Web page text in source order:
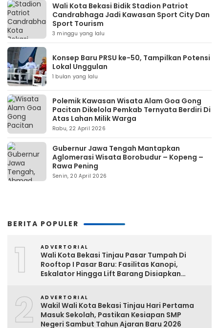
Wali Kota Bekasi Bidik Stadion Patriot
Candrabhaga Jadi Kawasan Sport City Dan
Sport Tourism
3 minggu yang lalu
Konsep Baru PRSU ke-50, Tampilkan Potensi
Lokal Unggulan
1 bulan yang lalu
Polemik Kawasan Wisata Alam Goa Gong
Pacitan Dikelola Pemkab Ternyata Berdiri Di
Atas Lahan Milik Warga
Rabu, 22 April 2026
Gubernur Jawa Tengah Mantapkan
Aglomerasi Wisata Borobudur – Kopeng –
Rawa Pening
Senin, 20 April 2026
BERITA POPULER
1 ADVERTORIAL
Wali Kota Bekasi Tinjau Pasar Tumpah Di
Rooftop I Pasar Baru: Fasilitas Kanopi,
Eskalator Hingga Lift Barang Disiapkan
2 ADVERTORIAL
Wakil Wali Kota Bekasi Tinjau Hari Pertama
Masuk Sekolah, Pastikan Kesiapan SMP
Negeri Sambut Tahun Ajaran Baru 2026